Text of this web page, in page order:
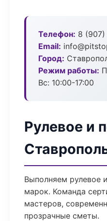
Телефон: 8
Email:
Город:
Режим работы:
Вс: 10:00-17:00
Рулевое и
Выполняем рулевое
марок. Команда
мастеров,
прозрачные сметы.